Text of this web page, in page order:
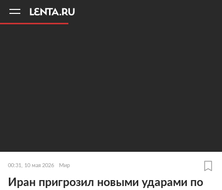
00:31, 10 мая 2026 Мир
Иран пригрозил новыми ударами по